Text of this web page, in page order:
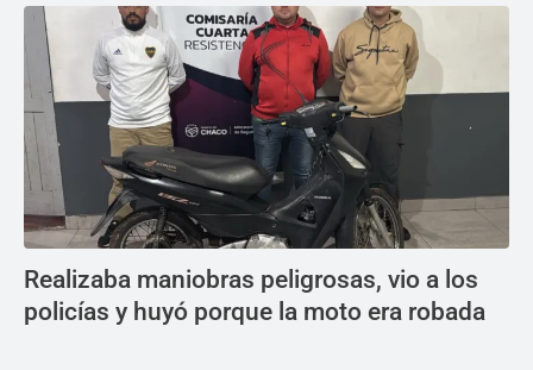
Realizaba maniobras peligrosas, vio a los
policías y huyó porque la moto era robada